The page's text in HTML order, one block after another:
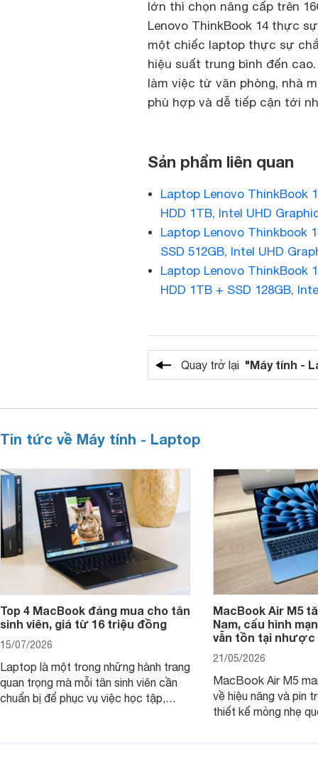
lớn thì chọn nâng cấp trên
Lenovo ThinkBook 14 thực
một chiếc laptop thực sự
hiệu suất trung bình đến
làm việc từ văn phòng, nhà
phù hợp và dễ tiếp cận tới
Sản phẩm liên quan
Laptop Lenovo ThinkBook
HDD 1TB, Intel UHD
Laptop Lenovo Thinkbook
SSD 512GB, Intel UHD
Laptop Lenovo ThinkBook
HDD 1TB + SSD 128GB,
Quay trở lại "Máy tính -
Tin tức về Máy tính - Laptop
Top 4 MacBook đáng mua cho tân
sinh viên, giá từ 16 triệu đồng
15/07/2026
Laptop là một trong những hành trang
quan trọng mà mỗi tân sinh viên cần
chuẩn bị để phục vụ việc học tập,
MacBook Air M5
Nam, cấu hình
vẫn tồn tại nhược
21/05/2026
MacBook Air M5
về hiệu năng và pin
thiết kế mỏng nhẹ